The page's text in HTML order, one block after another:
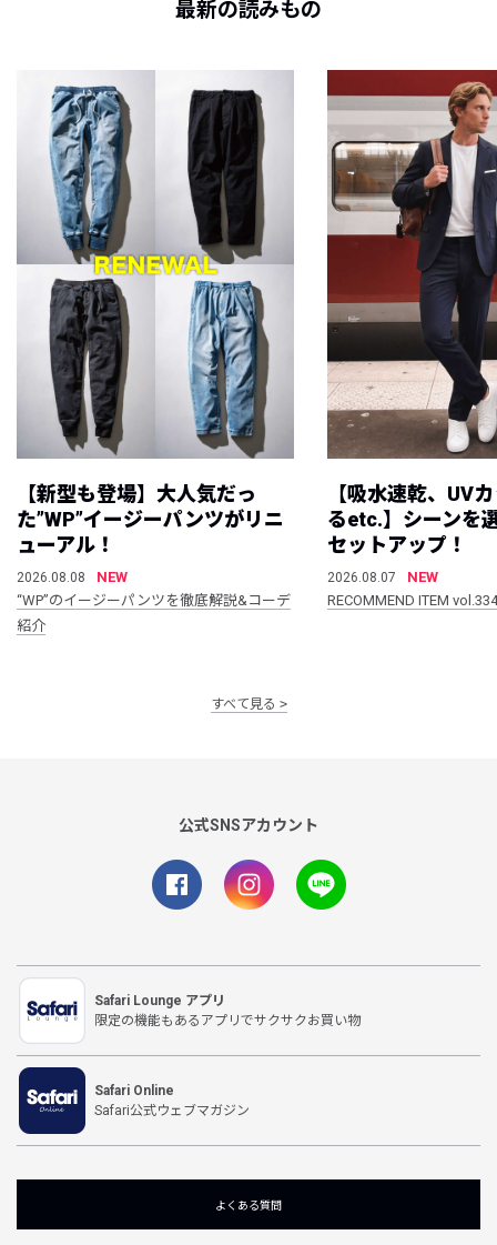
最新の読みもの
【新型も登場】大人気だっ
た”WP”イージーパンツがリニ
ューアル！
2026.08.08
NEW
“WP”のイージーパンツを徹底解説&コーデ
紹介
【吸水速乾、UV
るetc.】シーンを
セットアップ！
2026.08.07
NEW
RECOMMEND ITEM vol.334
すべて見る
公式SNSアカウント
Safari Lounge アプリ
限定の機能もあるアプリでサクサクお買い物
Safari Online
Safari公式ウェブマガジン
よくある質問